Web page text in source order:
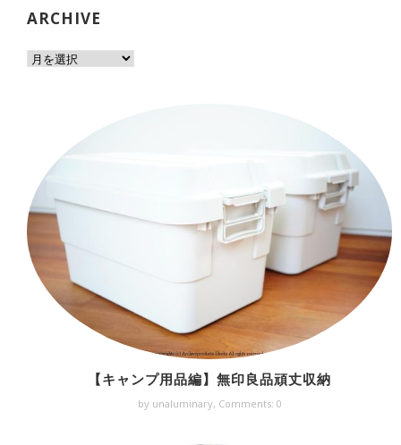
ARCHIVE
【キャンプ用品編】無印良品頑丈収納
by unaluminary, Comments: 0